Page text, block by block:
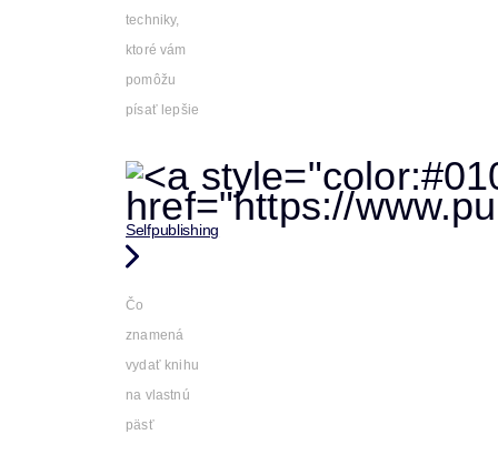
techniky,
ktoré vám
pomôžu
písať lepšie
Selfpublishing
Čo
znamená
vydať knihu
na vlastnú
päsť